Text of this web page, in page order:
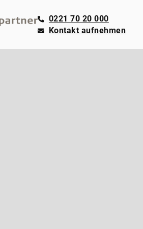
0221 70 20 000
Kontakt aufnehmen